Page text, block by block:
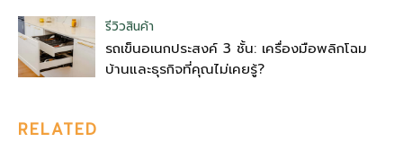
รีวิวสินค้า
รถเข็นอเนกประสงค์ 3 ชั้น: เครื่องมือพลิกโฉม
บ้านและธุรกิจที่คุณไม่เคยรู้?
RELATED